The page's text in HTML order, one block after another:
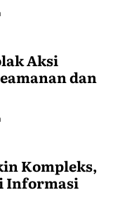
Aksi
dan
Kompleks,
Informasi